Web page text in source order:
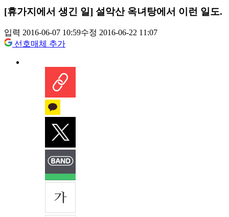
[휴가지에서 생긴 일] 설악산 옥녀탕에서 이런 일도.
입력 2016-06-07 10:59수정 2016-06-22 11:07
선호매체 추가